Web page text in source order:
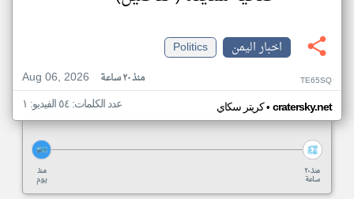
اخبار اليمن
Politics
Aug 06, 2026
منذ ٢٠ ساعة TE65SQ
كريتر سكاي• cratersky.net عدد الكلمات: ٥٤ الفيديو: ١
منذ
يوم
منذ ٢٠
ساعة